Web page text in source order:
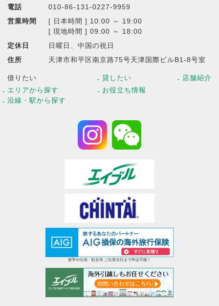
電話
010-86-131-0227-9959
営業時間
[ 日本時間 ] 10:00 ～ 19:00
[ 現地時間 ] 09:00 ～ 18:00
定休日
日曜日、中国の祝日
住所
天津市和平区南京路75号天津国際ビルB1-8号室
借りたい
エリアから探す
沿線・駅から探す
貸したい
お役立ち情報
店舗紹介
留学や出張・駐在等 ご出発当日まで申込可能！